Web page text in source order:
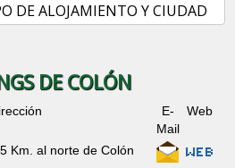
DE ALOJAMIENTO Y CIUDAD
DE COLÓN
E-
Mail
Web
Km. al norte de Colón